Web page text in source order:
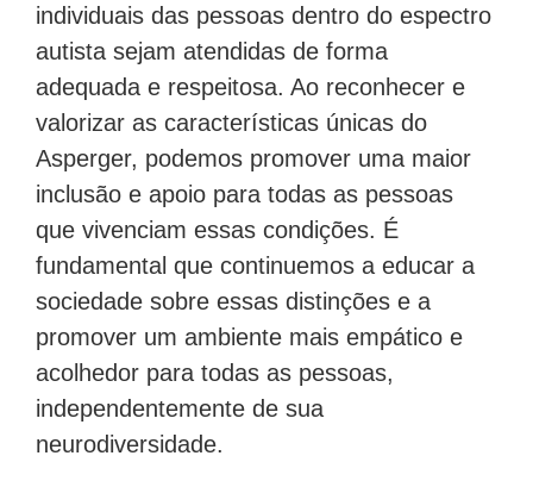
individuais das pessoas dentro do espectro
autista sejam atendidas de forma
adequada e respeitosa. Ao reconhecer e
valorizar as características únicas do
Asperger, podemos promover uma maior
inclusão e apoio para todas as pessoas
que vivenciam essas condições. É
fundamental que continuemos a educar a
sociedade sobre essas distinções e a
promover um ambiente mais empático e
acolhedor para todas as pessoas,
independentemente de sua
neurodiversidade.